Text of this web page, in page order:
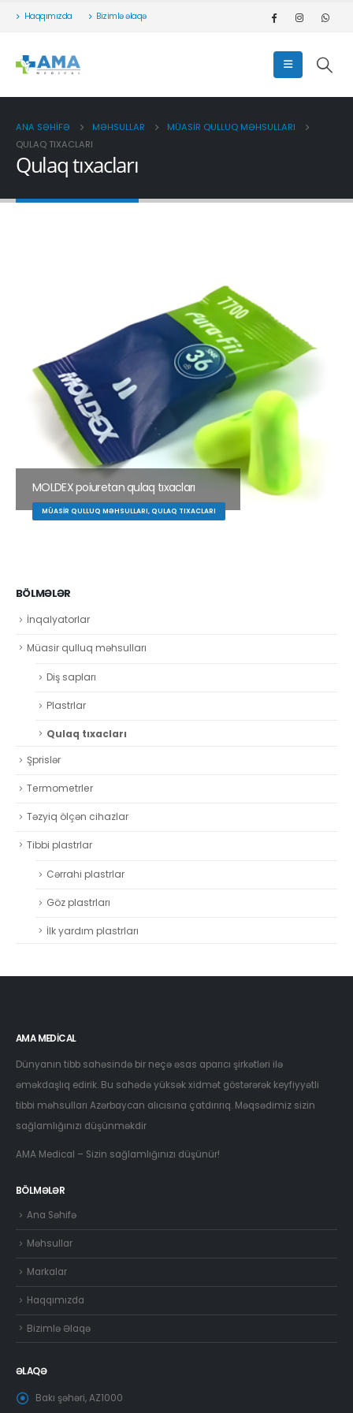
Haqqımızda Bizimlə əlaqə
ANA SƏHIFƏ MƏHSULLAR
MÜASIR QULLUQ MƏHSULLARI
QULAQ TIXACLARI
Qulaq tıxacları
MOLDEX poiuretan qulaq tıxacları
MÜASIR QULLUQ MƏHSULLARI, QULAQ TIXACLARI
BÖLMƏLƏR
İnqalyatorlar
Müasir qulluq məhsulları
Diş sapları
Plastrlar
Qulaq tıxacları
Şprislər
Termometrler
Təzyiq ölçən cihazlar
Tibbi plastrlar
Cərrahi plastrlar
Göz plastrları
İlk yardım plastrları
AMA MEDICAL
Dünyanın tibb sahəsində bir neçə əsas aparıcı şirkətləri ilə
əməkdaşlıq edirik. Bu sahədə yüksək xidmət göstərərək keyfiyyətli
tibbi məhsulları Azərbaycan alıcısına çatdırırıq. Məqsədimiz sizin
sağlamlığınızı düşünməkdir
AMA Medical – Sizin sağlamlığınızı düşünür!
BÖLMƏLƏR
Ana Səhifə
Məhsullar
Markalar
Haqqımızda
Bizimlə Əlaqə
ƏLAQƏ
Bakı şəhəri, AZ1000